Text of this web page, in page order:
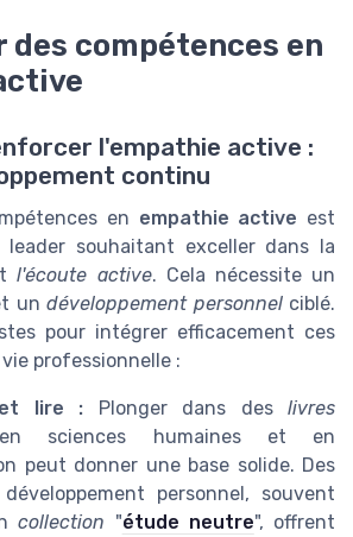
des compétences en
l'empathie active :
continu
en empathie active est
souhaitant exceller dans la
l'écoute active. Cela nécessite un
un développement personnelciblé.
pour intégrer efficacement ces
professionnelle :
lire : Plonger dans des livres
en sciences humaines et en
peut donner une base solide. Des
personnel, souvent
collection "étude neutre", offrent